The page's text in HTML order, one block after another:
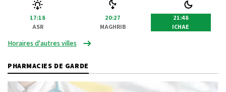
17:18
ASR
20:27
MAGHRIB
21:48
ICHAE
Horaires d'autres villes
PHARMACIES DE GARDE